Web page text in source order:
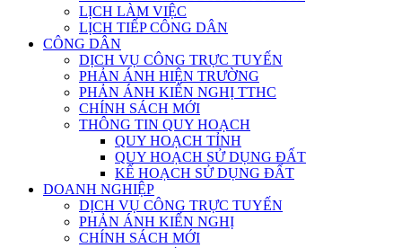
LỊCH LÀM VIỆC
LỊCH TIẾP CÔNG DÂN
CÔNG DÂN
DỊCH VỤ CÔNG TRỰC TUYẾN
PHẢN ÁNH HIỆN TRƯỜNG
PHẢN ÁNH KIẾN NGHỊ TTHC
CHÍNH SÁCH MỚI
THÔNG TIN QUY HOẠCH
QUY HOẠCH TỈNH
QUY HOẠCH SỬ DỤNG ĐẤT
KẾ HOẠCH SỬ DỤNG ĐẤT
DOANH NGHIỆP
DỊCH VỤ CÔNG TRỰC TUYẾN
PHẢN ÁNH KIẾN NGHỊ
CHÍNH SÁCH MỚI